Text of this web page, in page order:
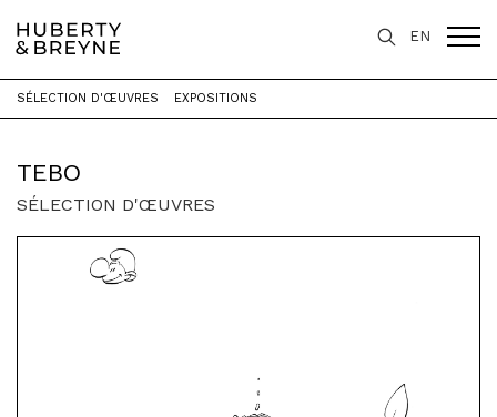
EN
Accueil > Artistes > Tebo
TEBO
SÉLECTION D'ŒUVRES EXPOSITIONS
SÉLECTION D'ŒUVRES